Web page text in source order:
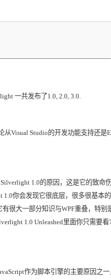
一共发布了1.0, 2.0, 3.0.
从Visual Studio的开发功能支持还是
Silverlight 1.0的原因，这是它的致命
1.0你会发现它很底层，很多很基本的
有很大一部分知识与WPF重叠，特别
1.0 Unleashed里面你只需要看
作为脚本引擎的主要原因之